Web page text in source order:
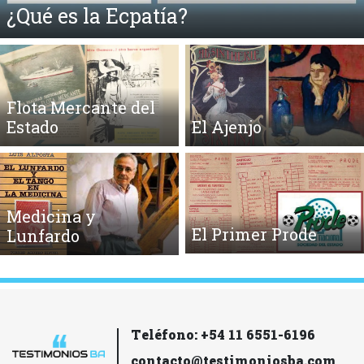
¿Qué es la Ecpatía?
Flota Mercante del
Estado
El Ajenjo
Medicina y
Lunfardo
El Primer Prode
Teléfono: +54 11 6551-6196
contacto@testimoniosba.com